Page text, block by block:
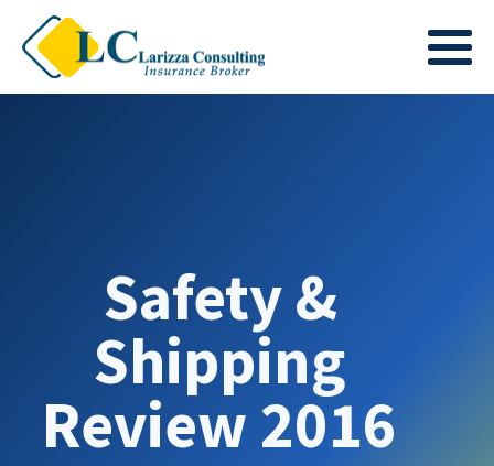
Safety &
Shipping
Review 2016